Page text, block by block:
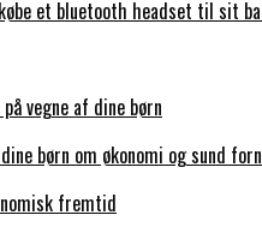
et bluetooth headset til sit
vegne af dine børn
børn om økonomi og sund
fremtid